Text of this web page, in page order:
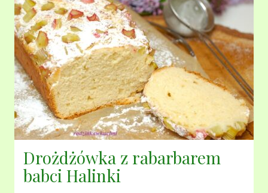
Drożdżówka z rabarbarem
babci Halinki